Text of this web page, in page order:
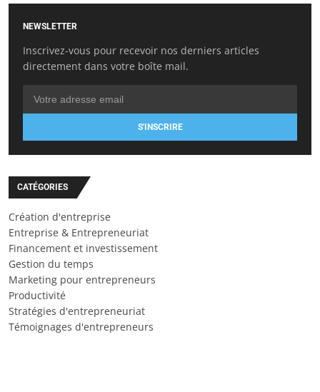
NEWSLETTER
Inscrivez-vous pour recevoir nos derniers articles
directement dans votre boîte mail.
S'INSCRIRE
CATÉGORIES
Création d'entreprise
Entreprise & Entrepreneuriat
Financement et investissement
Gestion du temps
Marketing pour entrepreneurs
Productivité
Stratégies d'entrepreneuriat
Témoignages d'entrepreneurs